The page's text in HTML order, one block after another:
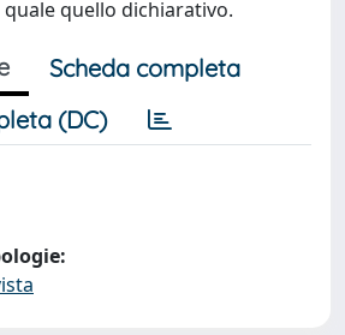
quello dichiarativo.
Scheda completa
(DC)